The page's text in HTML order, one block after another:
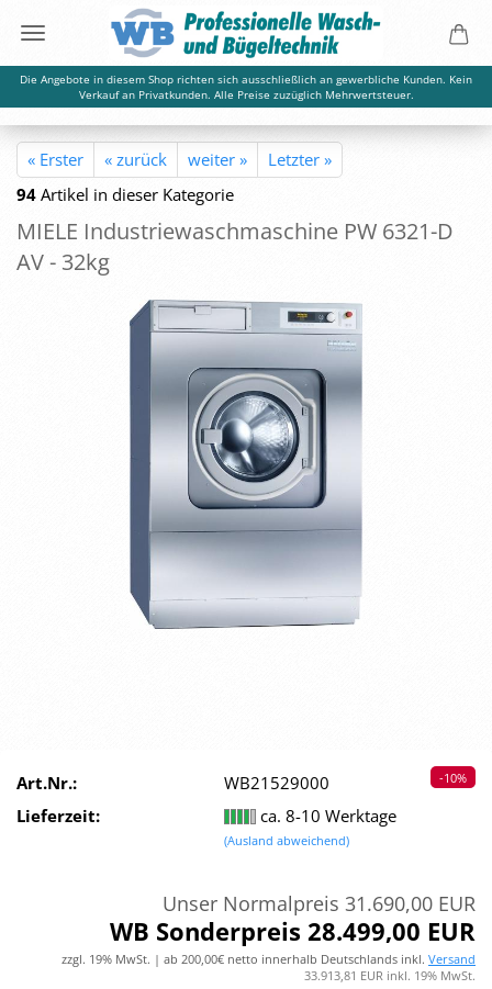
Die Angebote in diesem Shop richten sich ausschließlich an gewerbliche Kunden. Kein
Verkauf an Privatkunden. Alle Preise zuzüglich Mehrwertsteuer.
« Erster « zurück weiter »
Letzter »
94 Artikel in dieser Kategorie
MIELE In­dus­trie­wasch­ma­schi­ne PW 6321-​D
AV - 32kg
-10%
Art.Nr.:
WB21529000
Lieferzeit:
ca. 8-10 Werktage
(Ausland abweichend)
Unser Normalpreis 31.690,00 EUR
WB Sonderpreis 28.499,00 EUR
zzgl. 19% MwSt. | ab 200,00€ netto innerhalb Deutschlands inkl. Versand
33.913,81 EUR inkl. 19% MwSt.